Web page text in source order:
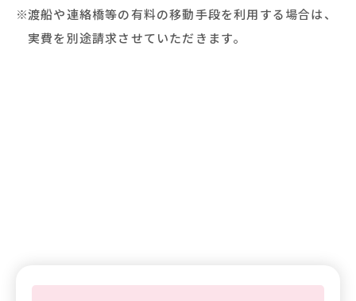
渡船や連絡橋等の有料の移動手段を利用する場合は、
実費を別途請求させていただきます。